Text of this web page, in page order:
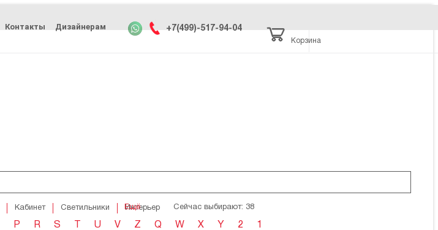
Контакты
Дизайнерам
+7(499)-517-94-04
Корзина
Ещё
Кабинет Светильники Интерьер Сейчас выбирают: 38
P R S U V Z Q W X Y 2 1